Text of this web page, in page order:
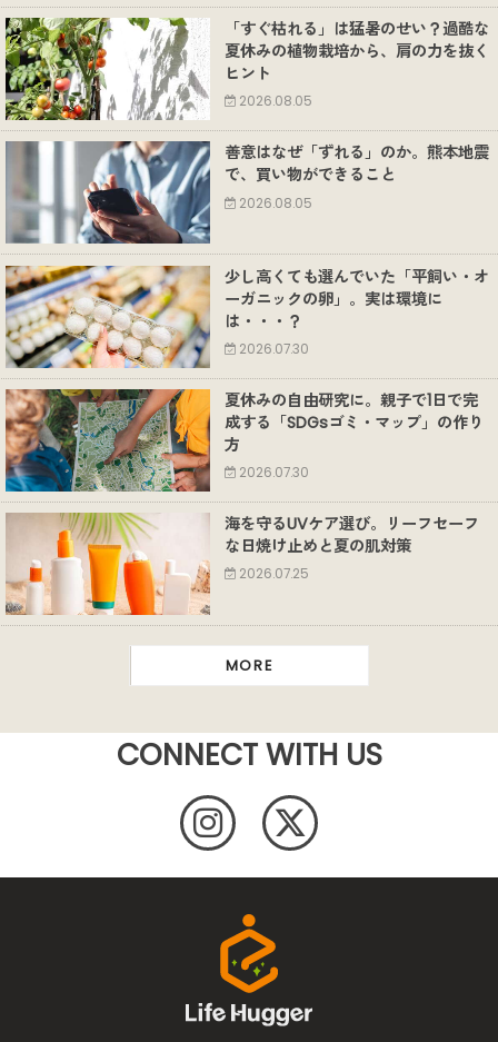
「すぐ枯れる」は猛暑のせい？過酷な
夏休みの植物栽培から、肩の力を抜く
ヒント
2026.08.05
善意はなぜ「ずれる」のか。熊本地震
で、買い物ができること
2026.08.05
少し高くても選んでいた「平飼い・オ
ーガニックの卵」。実は環境に
は・・・？
2026.07.30
夏休みの自由研究に。親子で1日で完
成する「SDGsゴミ・マップ」の作り
方
2026.07.30
海を守るUVケア選び。リーフセーフ
な日焼け止めと夏の肌対策
2026.07.25
MORE
CONNECT WITH US